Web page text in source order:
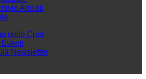
Articoli
dello Chef
Newsletter